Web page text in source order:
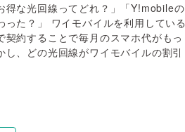
得な光回線ってどれ？」「Y!mobileの
った？」 ワイモバイルを利用している
契約することで毎月のスマホ代がもっ
し、どの光回線がワイモバイルの割引